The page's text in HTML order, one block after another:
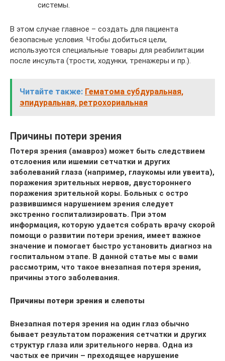
системы.
В этом случае главное – создать для пациента
безопасные условия. Чтобы добиться цели,
используются специальные товары для реабилитации
после инсульта (трости, ходунки, тренажеры и пр.).
Читайте также: Гематома субдуральная,
эпидуральная, ретрохориальная
Причины потери зрения
Потеря зрения (амавроз) может быть следствием
отслоения или ишемии сетчатки и других
заболеваний глаза (например, глаукомы или увеита),
поражения зрительных нервов, двустороннего
поражения зрительной коры. Больных с остро
развившимся нарушением зрения следует
экстренно госпитализировать. При этом
информация, которую удается собрать врачу скорой
помощи о развитии потери зрения, имеет важное
значение и помогает быстро установить диагноз на
госпитальном этапе. В данной статье мы с вами
рассмотрим, что такое внезапная потеря зрения,
причины этого заболевания.
Причины потери зрения и слепоты
Внезапная потеря зрения на один глаз обычно
бывает результатом поражения сетчатки и других
структур глаза или зрительного нерва. Одна из
частых ее причин – преходящее нарушение